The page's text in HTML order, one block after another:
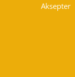
Aksepter
INFORMASJON